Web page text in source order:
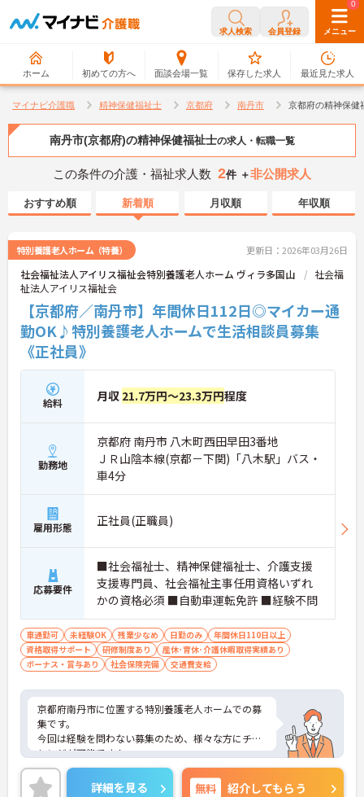
求人検索 会員登録 メニュー
ホーム 初めての方へ 面談会場一覧
0
保存した求人
0
最近見た求人
マイナビ介護職 精神保健福祉士 京都府 南丹市 京都府の精神保健
南丹市(京都府)の精神保健福祉士の求人・転職一覧
この条件の介護・福祉求人数 2件 ＋非公開求人
おすすめ順 新着順 月収順 年収順
特別養護老人ホーム（特養） 更新日：2026年03月26日
社会福祉法人アイリス福祉会特別養護老人ホーム ヴィラ多国山
社会福
祉法人アイリス福祉会
【京都府／南丹市】年間休日112日◎マイカー通
勤OK♪特別養護老人ホームで生活相談員募集
《正社員》
給料 月収 21.7万円～23.3万円程度
勤務地
京都府 南丹市 八木町西田早田3番地
ＪＲ山陰本線(京都－下関)「八木駅」バス・
車4分
雇用形態 正社員(正職員)
応募要件
■社会福祉士、精神保健福祉士、介護支援
支援専門員、社会福祉主事任用資格いずれ
かの資格必須 ■自動車運転免許 ■経験不問
車通勤可 未経験OK 残業少なめ 日勤のみ
年間休日110日以上
資格取得サポート
研修制度あり
産休･育休･介護休暇取得実績あり
ボーナス・賞与あり
社会保険完備 交通費支給
京都府南丹市に位置する特別養護老人ホームでの募
集です。
今回は経験を問わない募集のため、様々な方にチャ
レンジが可能です！
ご興味のある方はご面接のポイントをお伝えします
ので、お気軽にお問い合わせください。
詳細を見る 無料 紹介してもらう